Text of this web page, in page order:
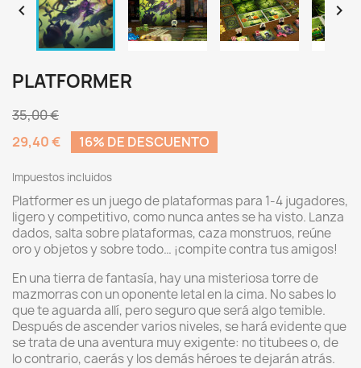
 
PLATFORMER
35,00 €
29,40 €
16% DE DESCUENTO
Impuestos incluidos
Platformer es un juego de plataformas para 1-4 jugadores,
ligero y competitivo, como nunca antes se ha visto. Lanza
dados, salta sobre plataformas, caza monstruos, reúne
oro y objetos y sobre todo… ¡compite contra tus amigos!
En una tierra de fantasía, hay una misteriosa torre de
mazmorras con un oponente letal en la cima. No sabes lo
que te aguarda allí, pero seguro que será algo temible.
Después de ascender varios niveles, se hará evidente que
se trata de una aventura muy exigente: no titubees o, de
lo contrario, caerás y los demás héroes te dejarán atrás.